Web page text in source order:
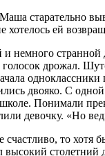
старательно
ей
странной
дрожал.
двояко. С
Понимали
девочку. «Но
то